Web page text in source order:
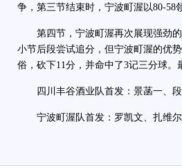
争，第三节结束时，宁波町渥以80-58
第四节，宁波町渥再次展现强劲的
小节后段尝试追分，但宁波町渥的优
俗，砍下11分，并命中了3记三分球。
四川丰谷酒业队首发：景菡一、段
宁波町渥队首发：罗凯文、扎维尔